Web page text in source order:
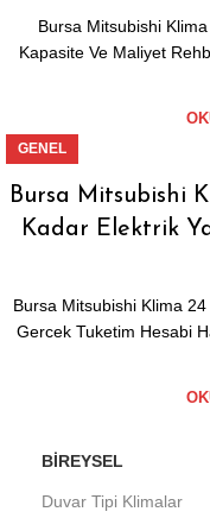
Bursa Mitsubishi
Kapasite Ve Maliyet
GENEL
Bursa Mitsubishi
Kadar Elektrik
Bursa Mitsubishi Klima
Gercek Tuketim Hesabi
BIREYSEL
Duvar Tipi Klimalar